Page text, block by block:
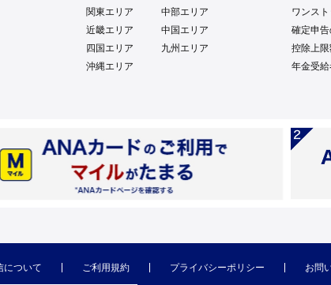
関東エリア
中部エリア
近畿エリア
中国エリア
四国エリア
九州エリア
沖縄エリア
ワンス
確定申
控除上
年金受
について ご利用規約 プライバシーポリシー お問